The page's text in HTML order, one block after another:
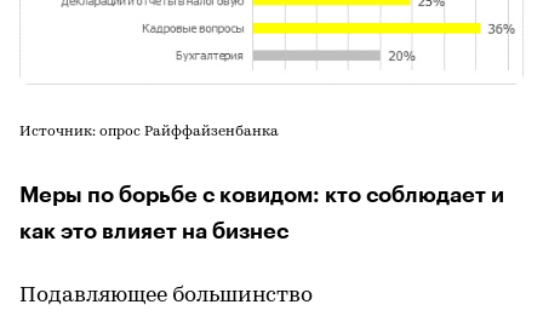
Источник: опрос Райффайзенбанка
Меры по борьбе с ковидом: кто соблюдает и
как это влияет на бизнес
Подавляющее большинство